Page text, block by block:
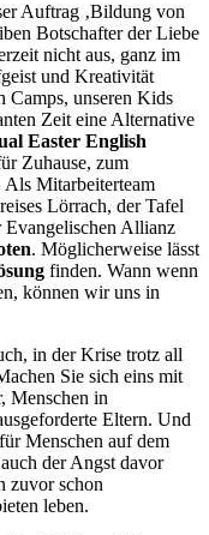
Auftrag ‚Bildung von
Botschafter der Liebe
nicht aus, ganz im
und Kreativität
Camps, unseren Kids
Zeit eine Alternative
Easter English
Zuhause, zum
Als Mitarbeiterteam
Lörrach, der Tafel
Allianz
. Möglicherweise lässt
finden. Wann wenn
können wir uns in
in der Krise trotz all
Sie sich eins mit
Menschen in
Eltern. Und
Menschen auf dem
der Angst davor
zuvor schon
leben.